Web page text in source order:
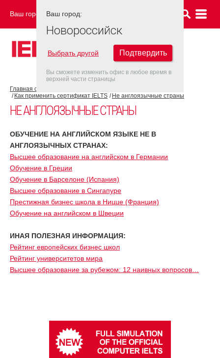
Ваш город: НОВОРОССИЙСК
Главная страница
Как применить сертификат IELTS
Не англоязычные страны
НЕ АНГЛОЯЗЫЧНЫЕ СТРАНЫ
ОБУЧЕНИЕ НА АНГЛИЙСКОМ ЯЗЫКЕ НЕ В
АНГЛОЯЗЫЧНЫХ СТРАНАХ:
Высшее образование на английском в Германии
Обучение в Греции
Обучение в Барселоне (Испания)
Высшее образование в Сингапуре
Престижная бизнес школа в Ницце (Франция)
Обучение на английском в Швеции
ИНАЯ ПОЛЕЗНАЯ ИНФОРМАЦИЯ:
Рейтинг европейских бизнес школ
Рейтинг университетов мира
Высшее образование за рубежом: 12 наивных вопросов…
Ваш город:
Новороссийск
Выбрать другой Подтвердить
Вы сможете изменить офис в любое время в
верхней части страницы